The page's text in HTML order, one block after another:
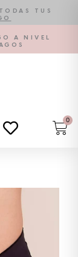
TUS
A NIVEL
0